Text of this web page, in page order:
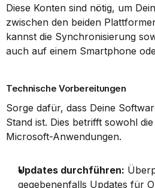
Diese Konten sind nötig, um
zwischen den beiden
kannst die Synchronisierung
auch auf einem Smartphone
Technische Vorbereitungen
Sorge dafür, dass Deine
Stand ist. Dies betrifft sowohl
Microsoft-Anwendungen.
Updates durchführen:
gegebenenfalls Updates für